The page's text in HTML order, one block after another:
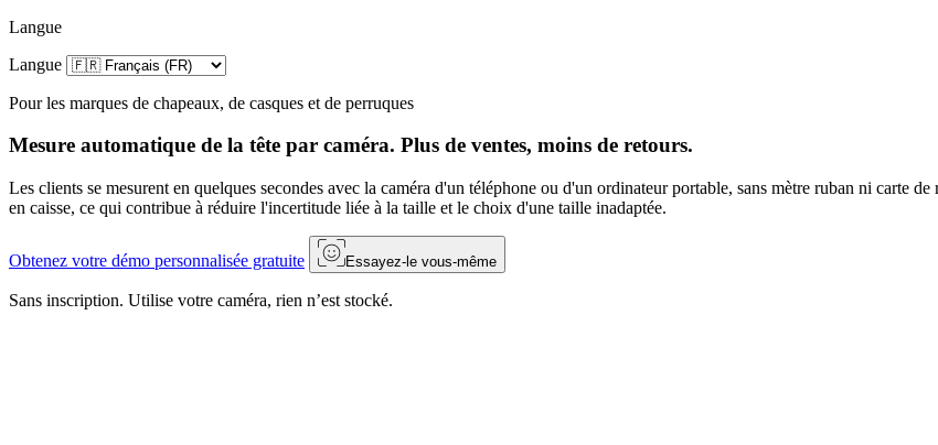
Langue
Langue
Pour les marques de chapeaux, de casques et de perruques
Mesure automatique de la tête par caméra. Plus de ventes, moins de retours.
Les clients se mesurent en quelques secondes avec la caméra d'un téléphone ou d'un ordinateur portable, sans mètre ruban ni carte
en caisse, ce qui contribue à réduire l'incertitude liée à la taille et le choix d'une taille inadaptée.
Obtenez votre démo personnalisée gratuite Essayez-le vous-même
Sans inscription. Utilise votre caméra, rien n’est stocké.